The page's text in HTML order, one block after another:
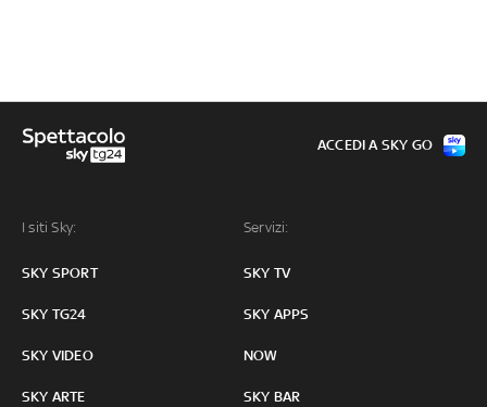
I siti Sky:
SKY SPORT
SKY TG24
SKY VIDEO
SKY ARTE
Servizi:
SKY TV
SKY APPS
NOW
SKY BAR
ACCEDI A SKY GO